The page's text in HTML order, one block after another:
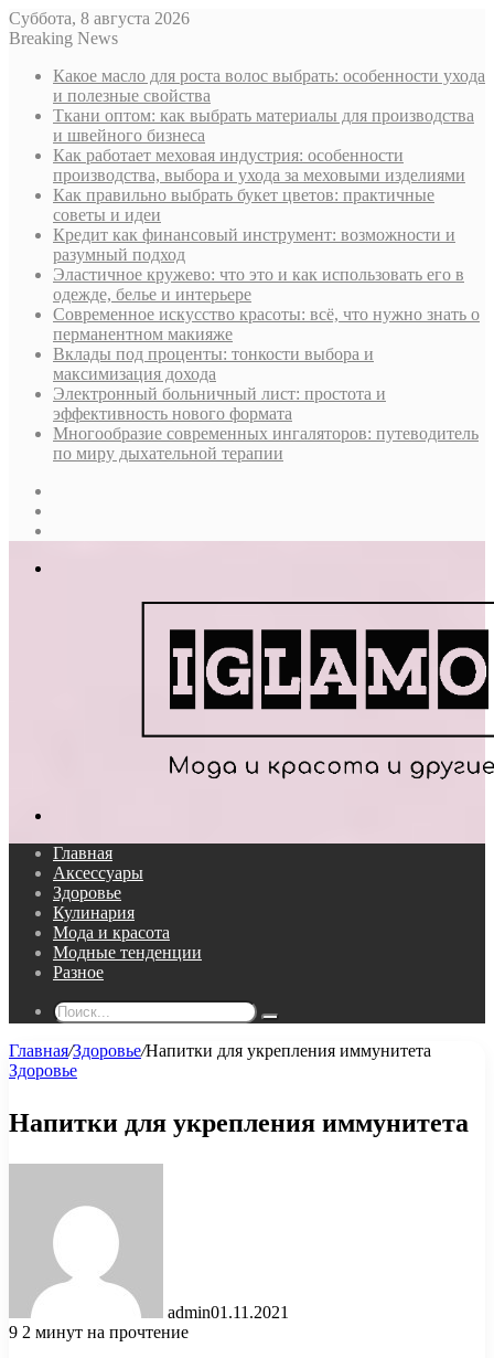
Суббота, 8 августа 2026
Breaking News
Какое масло для роста волос выбрать: особенности ухода
и полезные свойства
Ткани оптом: как выбрать материалы для производства
и швейного бизнеса
Как работает меховая индустрия: особенности
производства, выбора и ухода за меховыми изделиями
Как правильно выбрать букет цветов: практичные
советы и идеи
Кредит как финансовый инструмент: возможности и
разумный подход
Эластичное кружево: что это и как использовать его в
одежде, белье и интерьере
Современное искусство красоты: всё, что нужно знать о
перманентном макияже
Вклады под проценты: тонкости выбора и
максимизация дохода
Электронный больничный лист: простота и
эффективность нового формата
Многообразие современных ингаляторов: путеводитель
по миру дыхательной терапии
Главная
Аксессуары
Здоровье
Кулинария
Мода и красота
Модные тенденции
Разное
Поиск...
Главная/Здоровье/Напитки для укрепления иммунитета
Здоровье
Напитки для укрепления иммунитета
admin01.11.2021
9 2 минут на прочтение